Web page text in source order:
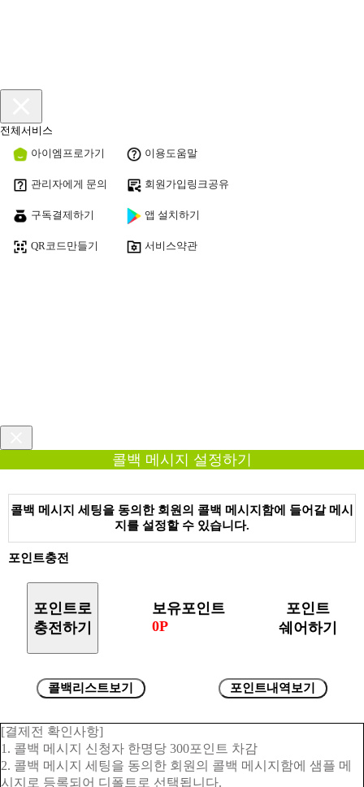
전체서비스
아이엠프로가기
이용도움말
관리자에게 문의 회원가입링크공유
구독결제하기 앱 설치하기
QR코드만들기 서비스약관
콜백 메시지 설정하기
콜백 메시지 세팅을 동의한 회원의 콜백 메시지함에 들어갈 메시
지를 설정할 수 있습니다.
포인트충전
포인트로
충전하기
보유포인트
0P
포인트
쉐어하기
콜백리스트보기 포인트내역보기
[결제전 확인사항]
1. 콜백 메시지 신청자 한명당 300포인트 차감
2. 콜백 메시지 세팅을 동의한 회원의 콜백 메시지함에 샘플 메
시지로 등록되어 디폴트로 선택됩니다.